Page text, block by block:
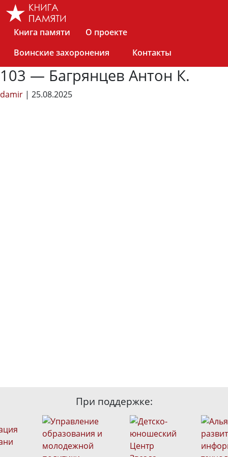
Skip
Книга памяти
О проекте
Воинские захоронения
Контакты
103 — Багрянцев Антон К.
damir | 25.08.2025
При поддержке: